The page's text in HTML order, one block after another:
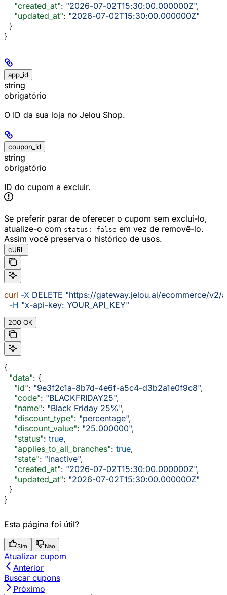
    "created_at"
: "2026-07-02T15:30:00.000000Z",
    "updated_at"
: "2026-07-02T15:30:00.000000Z"
  }
}
app_id
string
obrigatório
O ID da sua loja no Jelou Shop.
coupon_id
string
obrigatório
ID do cupom a excluir.
Se preferir parar de oferecer o cupom sem excluí-lo,
atualize-o com status: false em vez de removê-lo.
Assim você preserva o histórico de usos.
cURL
curl -X DELETE "https://gateway.jelou.ai/ecommerce/
  -H
"x-api-key: YOUR_API_KEY"
200 OK
{
  "data"
: {
    "id"
: "9e3f2c1a-8b7d-4e6f-a5c4-d3b2a1e0f9c8",
    "code"
: "BLACKFRIDAY25",
    "name"
: "Black Friday 25%",
    "discount_type"
: "percentage",
    "discount_value"
: "25.000000",
    "status"
: true,
    "applies_to_all_branches"
: true,
    "state"
: "inactive",
    "created_at"
: "2026-07-02T15:30:00.000000Z",
    "updated_at"
: "2026-07-02T15:30:00.000000Z"
  }
}
Esta página foi útil?
Sim Nao
Atualizar cupom
Anterior
Buscar cupons
Próximo